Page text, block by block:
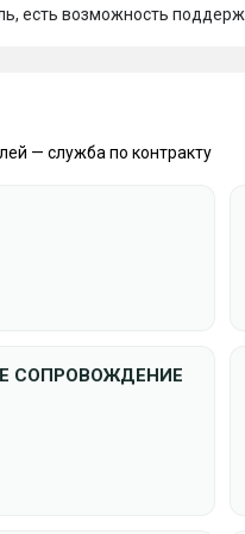
есть возможность
— служба по контракту
СОПРОВОЖДЕНИЕ